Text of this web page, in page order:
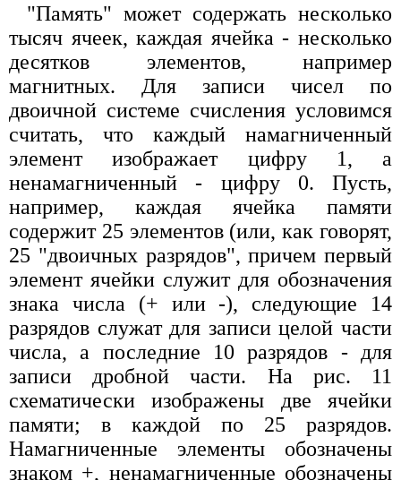
"Память" может содержать несколько
тысяч ячеек, каждая ячейка - несколько
десятков элементов, например
магнитных. Для записи чисел по
двоичной системе счисления условимся
считать, что каждый намагниченный
элемент изображает цифру 1, а
ненамагниченный - цифру 0. Пусть,
например, каждая ячейка памяти
содержит 25 элементов (или, как говорят,
25 "двоичных разрядов", причем первый
элемент ячейки служит для обозначения
знака числа (+ или -), следующие 14
разрядов служат для записи целой части
числа, а последние 10 разрядов - для
записи дробной части. На рис. 11
схематически изображены две ячейки
памяти; в каждой по 25 разрядов.
Намагниченные элементы обозначены
знаком +, ненамагниченные обозначены